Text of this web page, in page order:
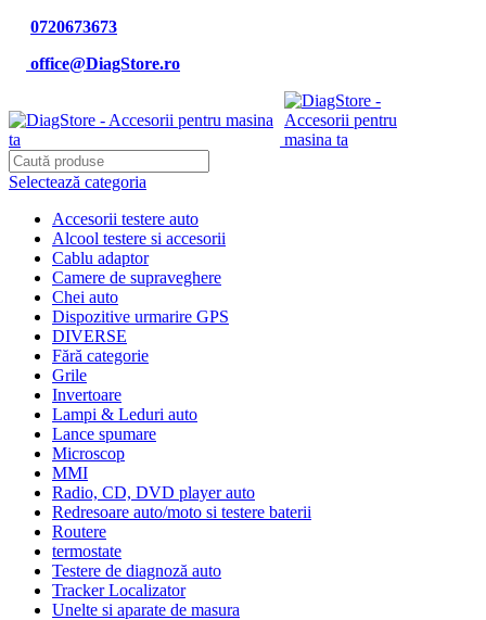
0720673673
office@DiagStore.ro
Selectează categoria
Accesorii testere auto
Alcool testere si accesorii
Cablu adaptor
Camere de supraveghere
Chei auto
Dispozitive urmarire GPS
DIVERSE
Fără categorie
Grile
Invertoare
Lampi & Leduri auto
Lance spumare
Microscop
MMI
Radio, CD, DVD player auto
Redresoare auto/moto si testere baterii
Routere
termostate
Testere de diagnoză auto
Tracker Localizator
Unelte si aparate de masura